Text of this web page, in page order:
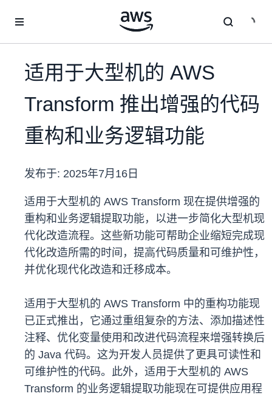
适用于大型机的 AWS
Transform 推出增强的代码
重构和业务逻辑功能
发布于: 2025年7月16日
适用于大型机的 AWS Transform 现在提供增强的
重构和业务逻辑提取功能，以进一步简化大型机现
代化改造流程。这些新功能可帮助企业缩短完成现
代化改造所需的时间，提高代码质量和可维护性，
并优化现代化改造和迁移成本。
适用于大型机的 AWS Transform 中的重构功能现
已正式推出，它通过重组复杂的方法、添加描述性
注释、优化变量使用和改进代码流程来增强转换后
的 Java 代码。这为开发人员提供了更具可读性和
可维护性的代码。此外，适用于大型机的 AWS
Transform 的业务逻辑提取功能现在可提供应用程